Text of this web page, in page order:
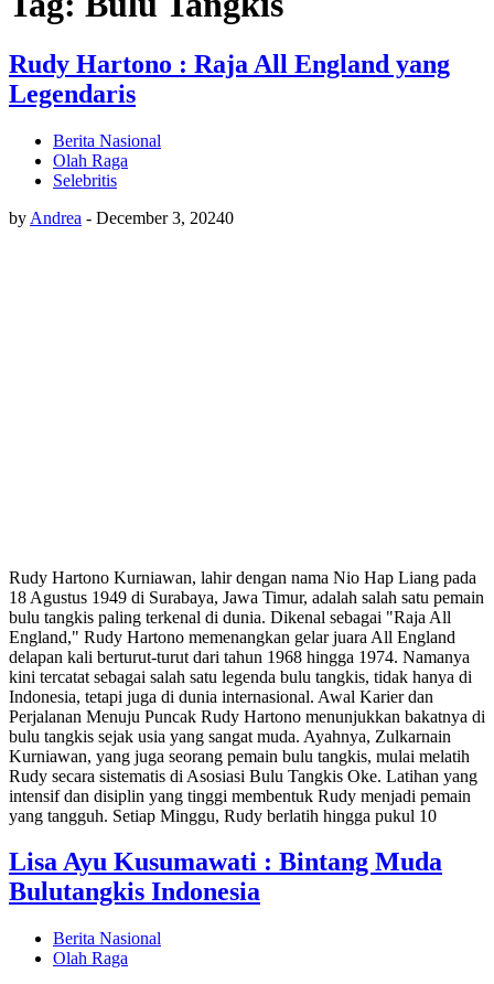
Rudy Hartono : Raja All England yang
Legendaris
Berita Nasional
Olah Raga
Selebritis
by Andrea - December 3, 20240
Rudy Hartono Kurniawan, lahir dengan nama Nio Hap Liang pada
18 Agustus 1949 di Surabaya, Jawa Timur, adalah salah satu pemain
bulu tangkis paling terkenal di dunia. Dikenal sebagai "Raja All
England," Rudy Hartono memenangkan gelar juara All England
delapan kali berturut-turut dari tahun 1968 hingga 1974. Namanya
kini tercatat sebagai salah satu legenda bulu tangkis, tidak hanya di
Indonesia, tetapi juga di dunia internasional. Awal Karier dan
Perjalanan Menuju Puncak Rudy Hartono menunjukkan bakatnya di
bulu tangkis sejak usia yang sangat muda. Ayahnya, Zulkarnain
Kurniawan, yang juga seorang pemain bulu tangkis, mulai melatih
Rudy secara sistematis di Asosiasi Bulu Tangkis Oke. Latihan yang
intensif dan disiplin yang tinggi membentuk Rudy menjadi pemain
yang tangguh. Setiap Minggu, Rudy berlatih hingga pukul 10
Lisa Ayu Kusumawati : Bintang Muda
Bulutangkis Indonesia
Berita Nasional
Olah Raga